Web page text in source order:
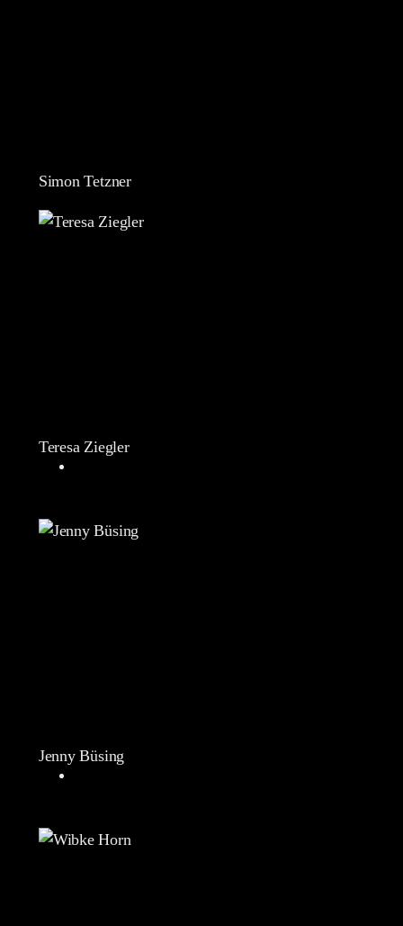
Simon Tetzner
Teresa Ziegler
Jenny Büsing